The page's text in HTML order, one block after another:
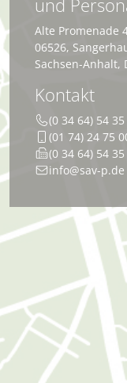
und
Alte Promenade
06526,
Sachsen-Anhalt,
Kontakt
(0 34 64) 54 35
(01 74) 24 75
(0 34 64) 54 35
info@sav-p.de